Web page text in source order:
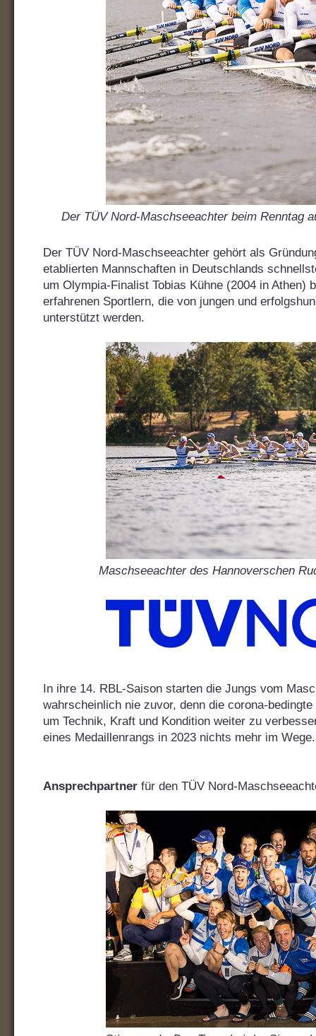
Der TÜV Nord-Maschseeachter beim Renntag
Der TÜV Nord-Maschseeachter gehört als
etablierten Mannschaften in Deutschlands
um Olympia-Finalist Tobias Kühne (2004 in Athen)
erfahrenen Sportlern, die von jungen und
unterstützt werden.
Maschseeachter des Hannoverschen
In ihre 14. RBL-Saison starten die Jungs vom
wahrscheinlich nie zuvor, denn die corona-
um Technik, Kraft und Kondition weiter zu
eines Medaillenrangs in 2023 nichts mehr im Wege.
Ansprechpartner für den TÜV Nord-